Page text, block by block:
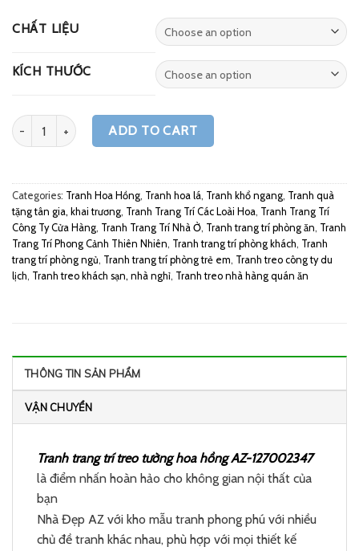
CHẤT LIỆU
KÍCH THƯỚC
Quantity ADD TO CART
Categories: Tranh Hoa Hồng, Tranh hoa lá, Tranh khổ ngang, Tranh quà
tặng tân gia, khai trương, Tranh Trang Trí Các Loài Hoa, Tranh Trang Trí
Công Ty Cửa Hàng, Tranh Trang Trí Nhà Ở, Tranh trang trí phòng ăn, Tranh
Trang Trí Phong Cảnh Thiên Nhiên, Tranh trang trí phòng khách, Tranh
trang trí phòng ngủ, Tranh trang trí phòng trẻ em, Tranh treo công ty du
lịch, Tranh treo khách sạn, nhà nghỉ, Tranh treo nhà hàng quán ăn
THÔNG TIN SẢN PHẨM
VẬN CHUYỂN
Tranh trang trí treo tường hoa hồng AZ-127002347
là điểm nhấn hoàn hảo cho không gian nội thất của
bạn
Nhà Đẹp AZ với kho mẫu tranh phong phú với nhiều
chủ đề tranh khác nhau, phù hợp với mọi thiết kế